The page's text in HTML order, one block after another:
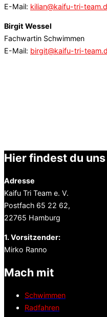
E-Mail: kilian@kaifu-tri-
Birgit Wessel
Fachwartin Schwimmen
E-Mail: birgit@kaifu-tri-
Hier findest du uns
Adresse
Kaifu Tri Team e. V.
Postfach 65 22 62,
22765 Hamburg
1. Vorsitzender:
Mirko Ranno
Mach mit
Schwimmen
Radfahren